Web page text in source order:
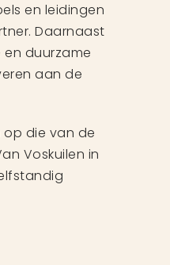
en leidingen
Daarnaast
duurzame
aan de
op die van de
Voskuilen in